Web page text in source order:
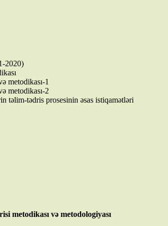
2020)
metodikası-1
metodikası-2
təlim-tədris prosesinin əsas istiqamətləri
metodikası və metodologiyası